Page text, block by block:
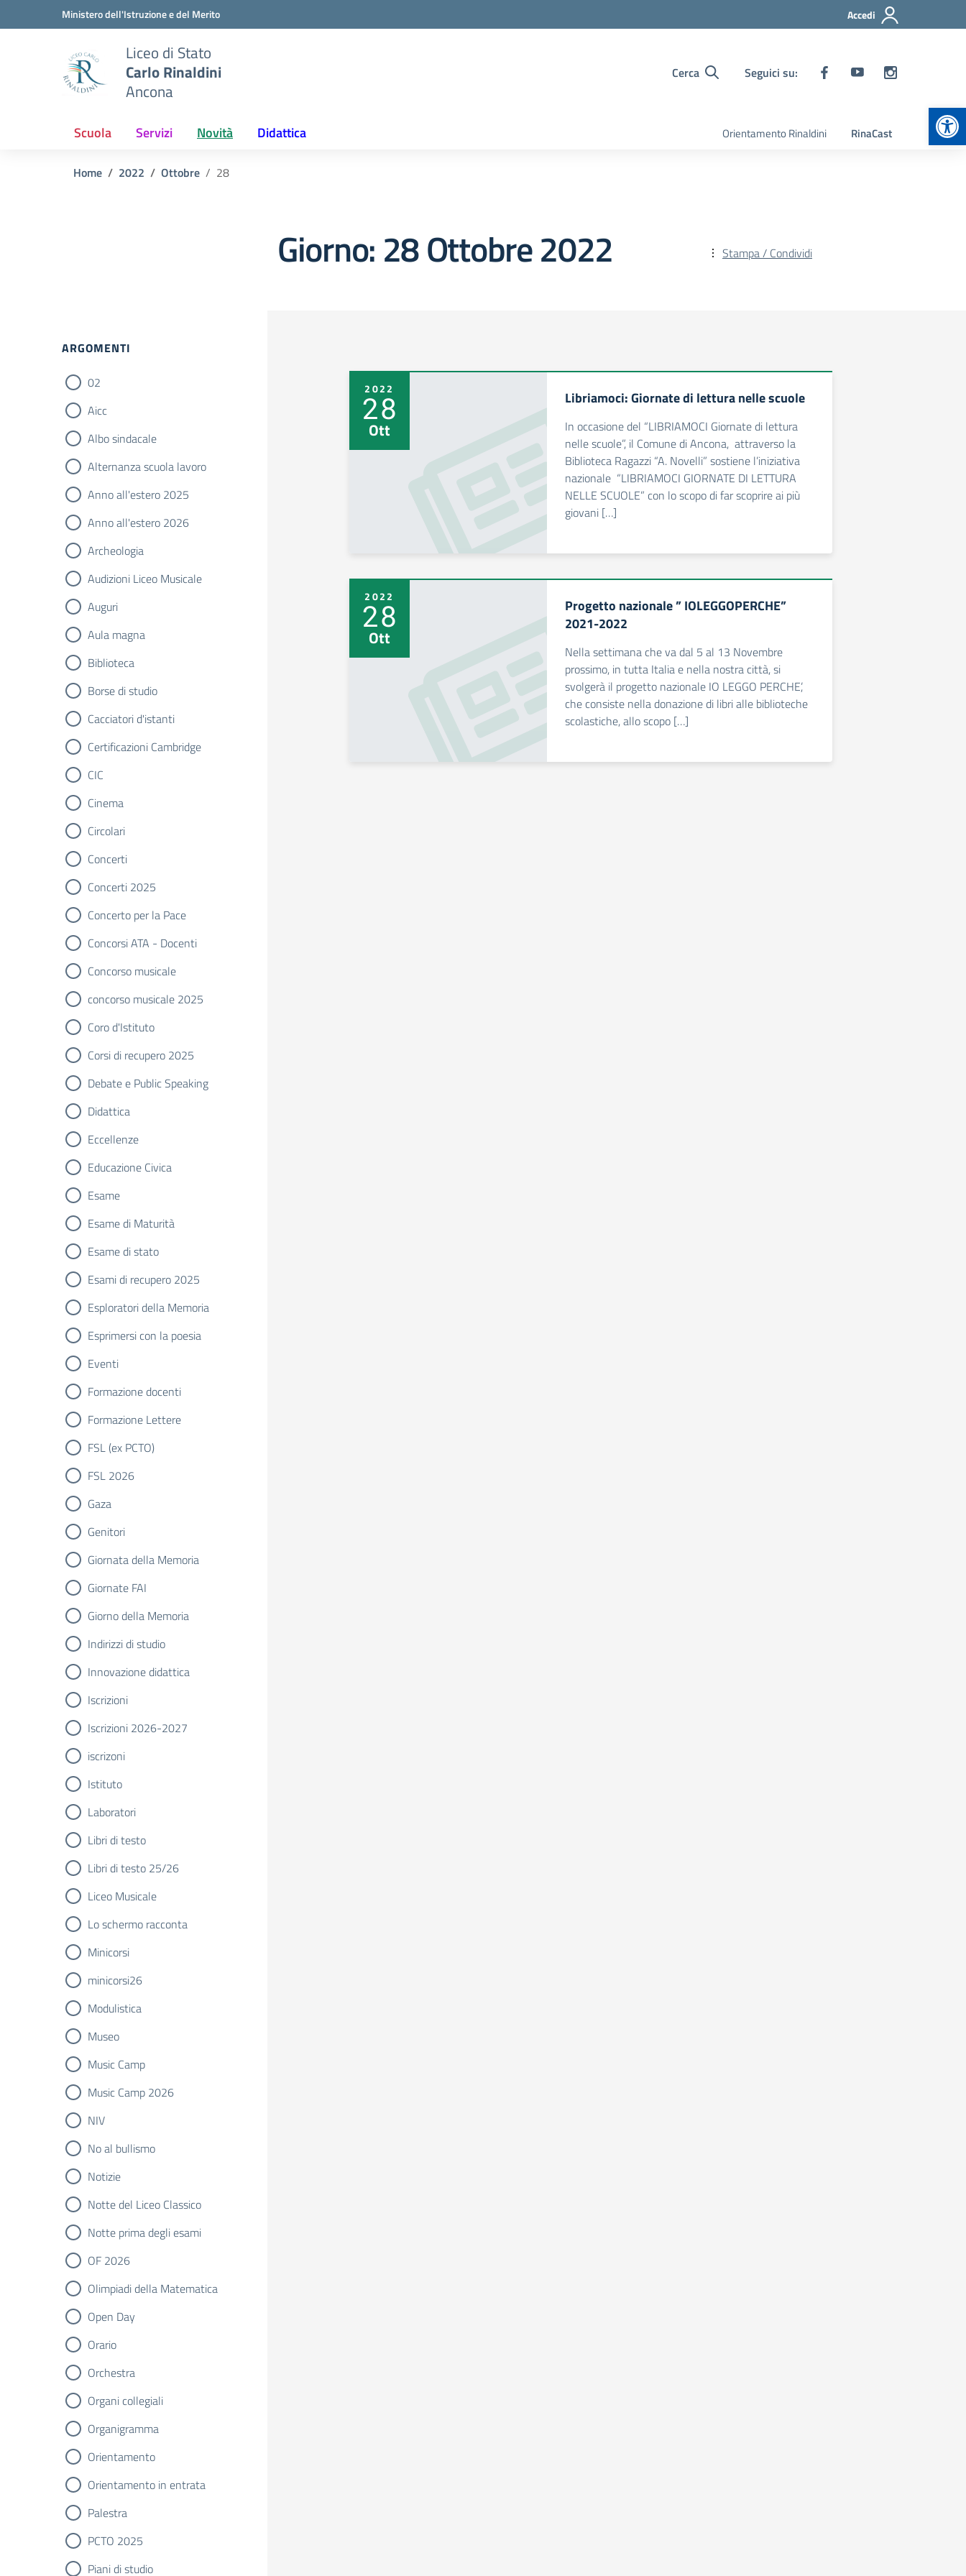
Vai ai contenuti
Vai al menu di navigazioneMinistero dell'Istruzione e del Merito Accedi
Liceo di Stato
Carlo Rinaldini
Ancona
Cerca Seguici su:
Scuola Servizi Novità Didattica Orientamento Rinaldini RinaCast
Home 2022 Ottobre 28
Giorno:28 Ottobre 2022 Stampa / Condividi
Filtri
ARGOMENTI
02
Aicc
Albo sindacale
Alternanza scuola lavoro
Anno all'estero 2025
Anno all'estero 2026
Archeologia
Audizioni Liceo Musicale
Auguri
Aula magna
Biblioteca
Borse di studio
Cacciatori d'istanti
Certificazioni Cambridge
CIC
Cinema
Circolari
Concerti
Concerti 2025
Concerto per la Pace
Concorsi ATA - Docenti
Concorso musicale
concorso musicale 2025
Coro d'Istituto
Corsi di recupero 2025
Debate e Public Speaking
Didattica
Eccellenze
Educazione Civica
Esame
Esame di Maturità
Esame di stato
Esami di recupero 2025
Esploratori della Memoria
Esprimersi con la poesia
Eventi
Formazione docenti
Formazione Lettere
FSL (ex PCTO)
FSL 2026
Gaza
Genitori
Giornata della Memoria
Giornate FAI
Giorno della Memoria
Indirizzi di studio
Innovazione didattica
Iscrizioni
Iscrizioni 2026-2027
iscrizoni
Istituto
Laboratori
Libri di testo
Libri di testo 25/26
Liceo Musicale
Lo schermo racconta
Minicorsi
minicorsi26
Modulistica
Museo
Music Camp
Music Camp 2026
NIV
No al bullismo
Notizie
Notte del Liceo Classico
Notte prima degli esami
OF 2026
Olimpiadi della Matematica
Open Day
Orario
Orchestra
Organi collegiali
Organigramma
Orientamento
Orientamento in entrata
Palestra
PCTO 2025
Piani di studio
2022
28
Ott
Libriamoci: Giornate di lettura nelle scuole
In occasione del “LIBRIAMOCI Giornate di lettura
nelle scuole”, il Comune di Ancona, attraverso la
Biblioteca Ragazzi “A. Novelli” sostiene l’iniziativa
nazionale “LIBRIAMOCI GIORNATE DI LETTURA
NELLE SCUOLE” con lo scopo di far scoprire ai più
giovani […]
2022
28
Ott
Progetto nazionale ” IOLEGGOPERCHE”
2021-2022
Nella settimana che va dal 5 al 13 Novembre
prossimo, in tutta Italia e nella nostra città, si
svolgerà il progetto nazionale IO LEGGO PERCHE’,
che consiste nella donazione di libri alle biblioteche
scolastiche, allo scopo […]